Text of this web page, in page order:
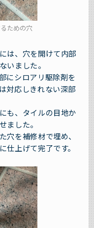
ための穴
は、穴を開けて内部
いました。
にシロアリ駆除剤を
対応しきれない深部
も、タイルの目地か
ました。
穴を補修材で埋め、
仕上げて完了です。